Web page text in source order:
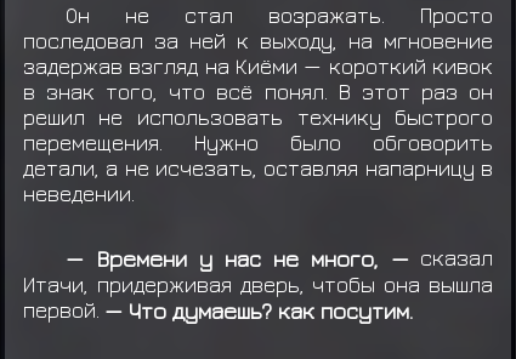
Он не стал возражать. Просто
последовал за ней к выходу, на мгновение
задержав взгляд на Киёми — короткий кивок
в знак того, что всё понял. В этот раз он
решил не использовать технику быстрого
перемещения. Нужно было обговорить
детали, а не исчезать, оставляя напарницу в
неведении.
— Времени у нас не много, — сказал
Итачи, придерживая дверь, чтобы она вышла
первой. — Что думаешь? как посутим.